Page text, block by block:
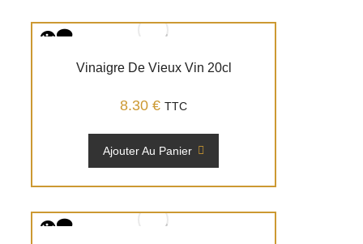
Vinaigre De Vieux Vin 20cl
8.30€ TTC
Ajouter Au Panier